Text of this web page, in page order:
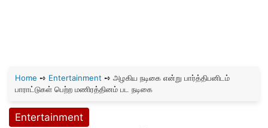
Home ➺ Entertainment ➺ அழகிய நடிகை என்று பார்த்திபனிடம்
பாராட்டுகள் பெற்ற மணிரத்தினம் பட நடிகை
Entertainment